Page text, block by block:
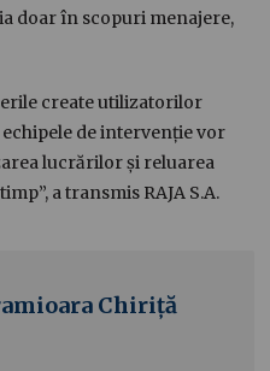
doar în scopuri menajere,
create utilizatorilor
de intervenție vor
lucrărilor și reluarea
a transmis RAJA S.A.
Chiriță